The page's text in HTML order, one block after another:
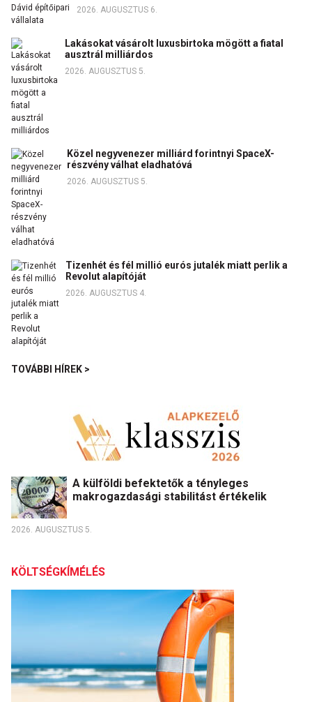
2026. AUGUSZTUS 6.
Lakásokat vásárolt luxusbirtoka mögött a fiatal
ausztrál milliárdos
2026. AUGUSZTUS 5.
Közel negyvenezer milliárd forintnyi SpaceX-
részvény válhat eladhatóvá
2026. AUGUSZTUS 5.
Tizenhét és fél millió eurós jutalék miatt perlik a
Revolut alapítóját
2026. AUGUSZTUS 4.
TOVÁBBI HÍREK >
A külföldi befektetők a tényleges
makrogazdasági stabilitást értékelik
2026. AUGUSZTUS 5.
KÖLTSÉGKÍMÉLÉS